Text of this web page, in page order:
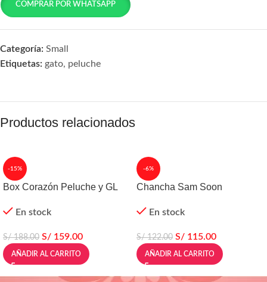
COMPRAR POR WHATSAPP
Categoría: Small
Etiquetas: gato, peluche
Productos relacionados
-15%
Box Corazón Peluche y GL
En stock
S/188.00 S/ 159.00
AÑADIR AL CARRITO
-6%
Chancha Sam Soon
En stock
S/122.00 S/ 115.00
AÑADIR AL CARRITO